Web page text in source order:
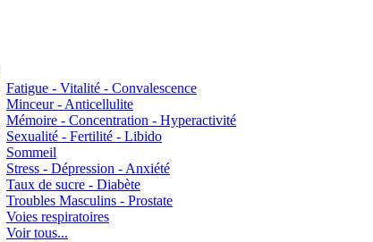
Fatigue - Vitalité - Convalescence
Minceur - Anticellulite
Mémoire - Concentration - Hyperactivité
Sexualité - Fertilité - Libido
Sommeil
Stress - Dépression - Anxiété
Taux de sucre - Diabète
Troubles Masculins - Prostate
Voies respiratoires
Voir tous...